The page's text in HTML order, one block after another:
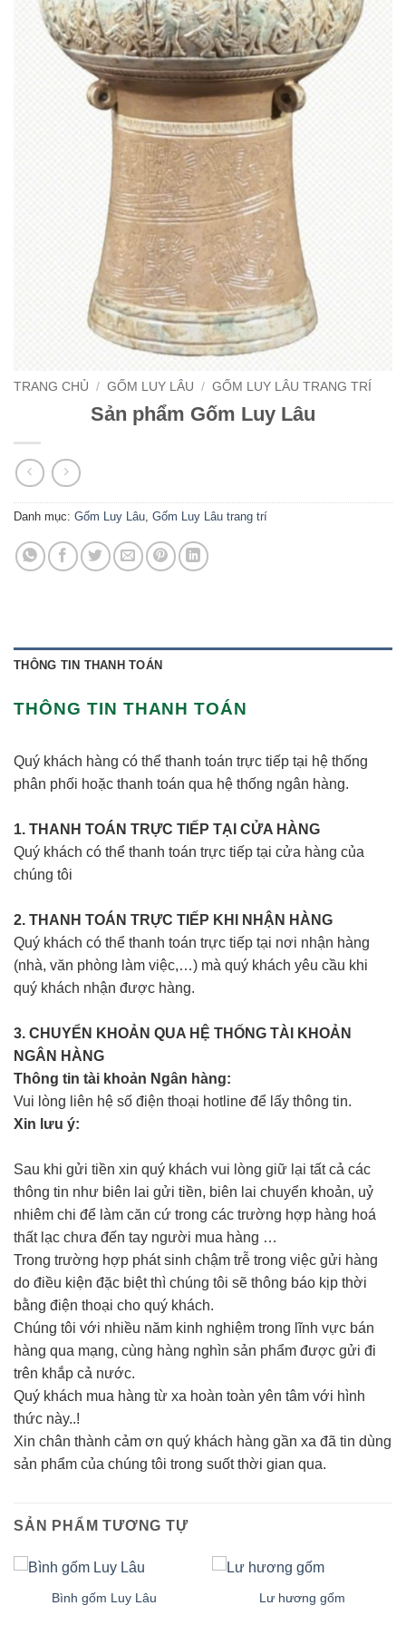
TRANG CHỦ / GỐM LUY LÂU / GỐM LUY LÂU TRANG TRÍ
Sản phẩm Gốm Luy Lâu
Danh mục: Gốm Luy Lâu Gốm Luy Lâu trang trí
THÔNG TIN THANH TOÁN
THÔNG TIN THANH TOÁN
Quý khách hàng có thể thanh toán trực tiếp tại hệ thống
phân phối hoặc thanh toán qua hệ thống ngân hàng.
1. THANH TOÁN TRỰC TIẾP TẠI CỬA HÀNG
Quý khách có thể thanh toán trực tiếp tại cửa hàng của
chúng tôi
2. THANH TOÁN TRỰC TIẾP KHI NHẬN HÀNG
Quý khách có thể thanh toán trực tiếp tại nơi nhận hàng
(nhà, văn phòng làm việc,…) mà quý khách yêu cầu khi
quý khách nhận được hàng.
3. CHUYỂN KHOẢN QUA HỆ THỐNG TÀI KHOẢN
NGÂN HÀNG
Thông tin tài khoản Ngân hàng:
Vui lòng liên hệ số điện thoại hotline để lấy thông tin.
Xin lưu ý:
Sau khi gửi tiền xin quý khách vui lòng giữ lại tất cả các
thông tin như biên lai gửi tiền, biên lai chuyển khoản, uỷ
nhiêm chi để làm căn cứ trong các trường hợp hàng hoá
thất lạc chưa đến tay người mua hàng …
Trong trường hợp phát sinh chậm trễ trong việc gửi hàng
do điều kiện đặc biệt thì chúng tôi sẽ thông báo kịp thời
bằng điện thoại cho quý khách.
Chúng tôi với nhiều năm kinh nghiệm trong lĩnh vực bán
hàng qua mạng, cùng hàng nghìn sản phẩm được gửi đi
trên khắp cả nước.
Quý khách mua hàng từ xa hoàn toàn yên tâm với hình
thức này..!
Xin chân thành cảm ơn quý khách hàng gần xa đã tin dùng
sản phẩm của chúng tôi trong suốt thời gian qua.
SẢN PHẨM TƯƠNG TỰ
Bình gốm Luy Lâu Lư hương gốm